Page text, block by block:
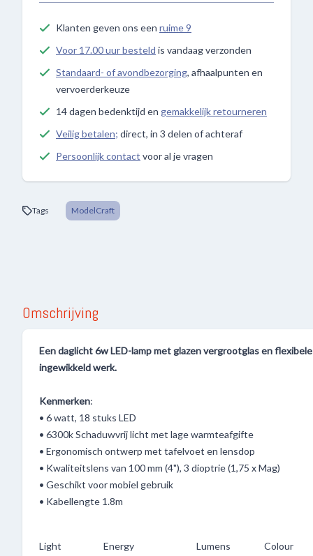
Klanten geven ons een ruime 9
Voor 17.00 uur besteld is vandaag verzonden
Standaard- of avondbezorging, afhaalpunten en
vervoerderkeuze
14 dagen bedenktijd en gemakkelijk retourneren
Veilig betalen; direct, in 3 delen of achteraf
Persoonlijk contact voor al je vragen
Tags ModelCraft
Omschrijving
Een daglicht 6w LED-lamp met glazen vergrootglas en
ingewikkeld werk.
Kenmerken:
• 6 watt, 18 stuks LED
• 6300k Schaduwvrij licht met lage warmteafgifte
• Ergonomisch ontwerp met tafelvoet en lensdop
• Kwaliteitslens van 100 mm (4"), 3 dioptrie (1,75 x Mag)
• Geschikt voor mobiel gebruik
• Kabellengte 1.8m
Light
Energy
Lumens
Colour